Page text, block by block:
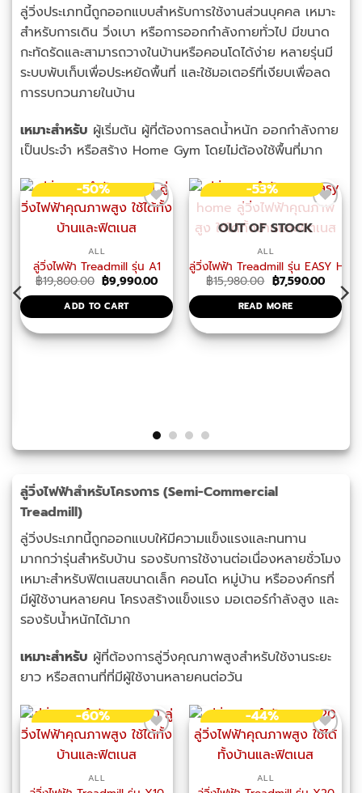
ลู่วิ่งประเภทนี้ถูกออกแบบสำหรับการใช้งานส่วนบุคคล เหมาะ
สำหรับการเดิน วิ่งเบา หรือการออกกำลังกายทั่วไป มีขนาด
กะทัดรัดและสามารถวางในบ้านหรือคอนโดได้ง่าย หลายรุ่นมี
ระบบพับเก็บเพื่อประหยัดพื้นที่ และใช้มอเตอร์ที่เงียบเพื่อลด
การรบกวนภายในบ้าน
เหมาะสำหรับ ผู้เริ่มต้น ผู้ที่ต้องการลดน้ำหนัก ออกกำลังกาย
เป็นประจำ หรือสร้าง Home Gym โดยไม่ต้องใช้พื้นที่มาก
-50%
ALL
ลู่วิ่งไฟฟ้า Treadmill รุ่น A1
฿19,800.00 Original
price
was:
฿19,800.00.
฿9,990.00Current
is:
฿9,990.00.
ADD TO CART
-53%
OUT OF STOCK
ALL
ลู่วิ่งไฟฟ้า Treadmill รุ่น EASY
฿15,980.00 Original
price
was:
฿15,980.00.
฿7,590.00
price
is:
฿
READ MORE
ลู่วิ่งไฟฟ้าสำหรับโครงการ (Semi-Commercial
Treadmill)
ลู่วิ่งประเภทนี้ถูกออกแบบให้มีความแข็งแรงและทนทาน
มากกว่ารุ่นสำหรับบ้าน รองรับการใช้งานต่อเนื่องหลายชั่วโมง
เหมาะสำหรับฟิตเนสขนาดเล็ก คอนโด หมู่บ้าน หรือองค์กรที่
มีผู้ใช้งานหลายคน โครงสร้างแข็งแรง มอเตอร์กำลังสูง และ
รองรับน้ำหนักได้มาก
เหมาะสำหรับ ผู้ที่ต้องการลู่วิ่งคุณภาพสูงสำหรับใช้งานระยะ
ยาว หรือสถานที่ที่มีผู้ใช้งานหลายคนต่อวัน
-60%
ALL
-44%
ALL